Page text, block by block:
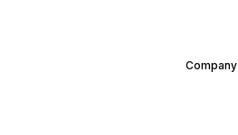
Company